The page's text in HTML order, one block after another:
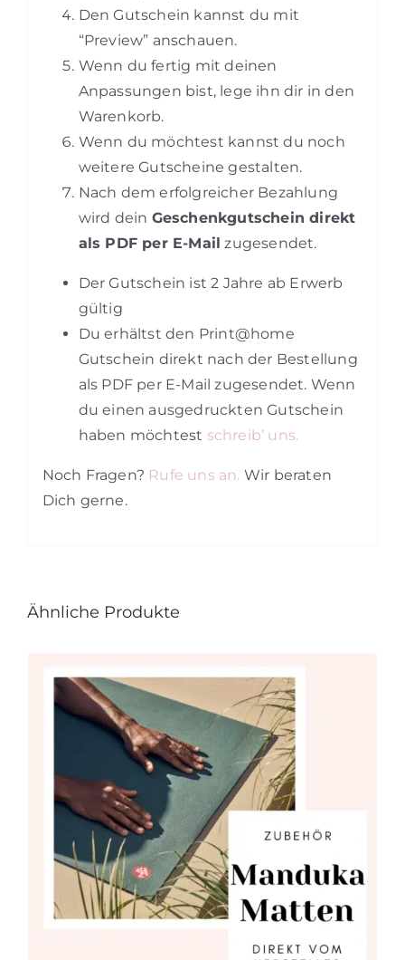
Den Gutschein kannst du mit
“Preview” anschauen.
Wenn du fertig mit deinen
Anpassungen bist, lege ihn dir in den
Warenkorb.
Wenn du möchtest kannst du noch
weitere Gutscheine gestalten.
Nach dem erfolgreicher Bezahlung
wird dein Geschenkgutschein direkt
als PDF per E-Mail zugesendet.
Der Gutschein ist 2 Jahre ab Erwerb
gültig
Du erhältst den Print@home
Gutschein direkt nach der Bestellung
als PDF per E-Mail zugesendet. Wenn
du einen ausgedruckten Gutschein
haben möchtest schreib’ uns.
Noch Fragen? Rufe uns an. Wir beraten
Dich gerne.
Ähnliche Produkte